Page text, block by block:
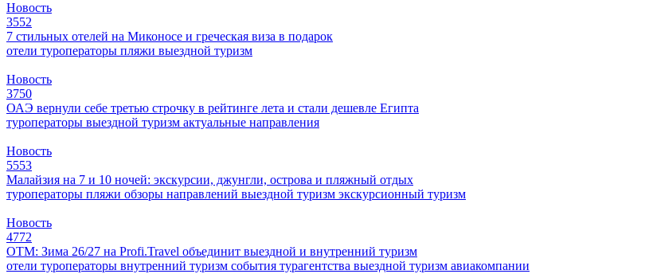
Новость
3552
7 стильных отелей на Миконосе и греческая виза в подарок
отели туроператоры пляжи выездной туризм
Новость
3750
ОАЭ вернули себе третью строчку в рейтинге лета и стали дешевле Египта
туроператоры выездной туризм актуальные направления
Новость
5553
Малайзия на 7 и 10 ночей: экскурсии, джунгли, острова и пляжный отдых
туроператоры пляжи обзоры направлений выездной туризм экскурсионный туризм
Новость
4772
ОТМ: Зима 26/27 на Profi.Travel объединит выездной и внутренний туризм
отели туроператоры внутренний туризм события турагентства выездной туризм авиакомпании